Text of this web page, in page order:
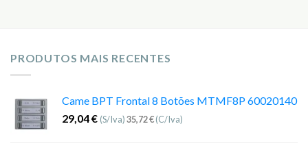
PRODUTOS MAIS RECENTES
Came BPT Frontal 8 Botões MTMF8P 60020140
29,04€ (S/Iva)35,72€(C/Iva)